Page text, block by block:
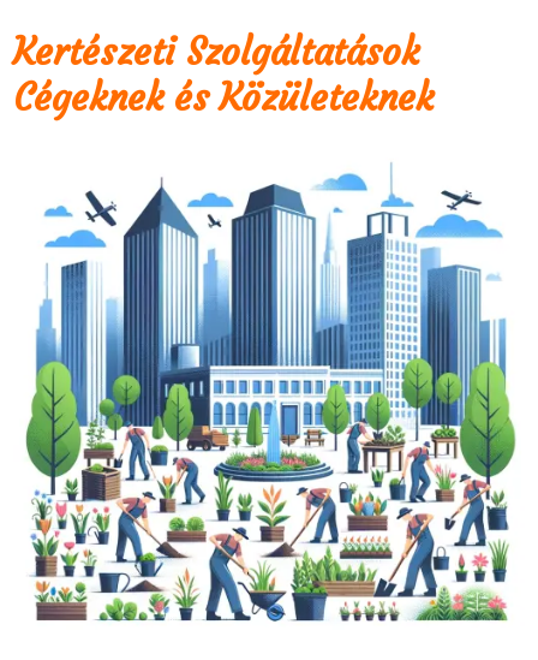
Kertészeti Szolgáltatások
Cégeknek és Közületeknek